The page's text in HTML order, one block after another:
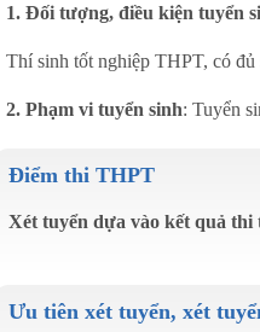
1. Đối tượng, điều kiện tuyển
Thí sinh tốt nghiệp THPT, có đủ
2. Phạm vi tuyển sinh: Tuyển
Điểm thi THPT
Xét tuyển dựa vào kết quả thi
Ưu tiên xét tuyển, xét